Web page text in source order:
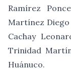
Ramírez
Martínez Diego
Cachay
Trinidad
Huánuco.